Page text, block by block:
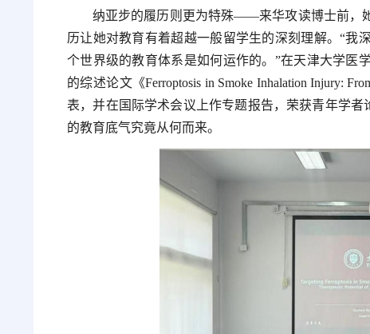
纳亚步的履历则更为特殊——来华攻读博士前，
历让她对教育有着超越一般留学生的深刻理解。“我
个世界级的教育体系是如何运作的。”在天津大学医
的综述论文《Ferroptosis in Smoke Inhalation Injury:
表，并在国际学术会议上作专题报告，荣获青年学者
的教育底气究竟从何而来。